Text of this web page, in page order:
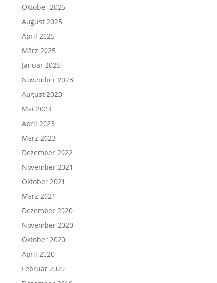
Oktober 2025
August 2025
April 2025
März 2025
Januar 2025
November 2023
August 2023
Mai 2023
April 2023
März 2023
Dezember 2022
November 2021
Oktober 2021
März 2021
Dezember 2020
November 2020
Oktober 2020
April 2020
Februar 2020